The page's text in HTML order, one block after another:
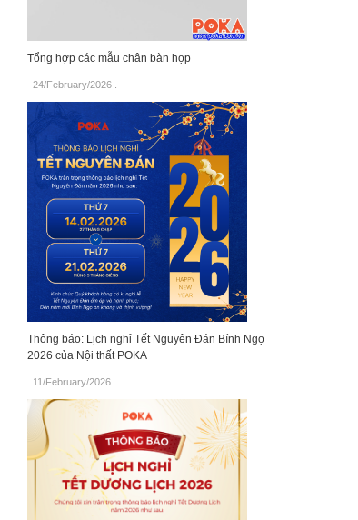
Tổng hợp các mẫu chân bàn họp
24/February/2026.
Thông báo: Lịch nghỉ Tết Nguyên Đán Bính Ngọ
2026 của Nội thất POKA
11/February/2026.